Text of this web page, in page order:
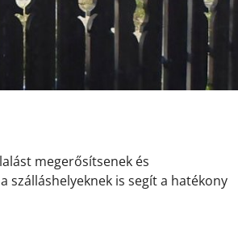
megerősítsenek és
szálláshelyeknek is segít a hatékony